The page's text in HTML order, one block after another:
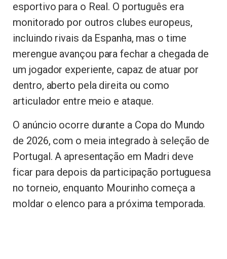
esportivo para o Real. O português era
monitorado por outros clubes europeus,
incluindo rivais da Espanha, mas o time
merengue avançou para fechar a chegada de
um jogador experiente, capaz de atuar por
dentro, aberto pela direita ou como
articulador entre meio e ataque.
O anúncio ocorre durante a Copa do Mundo
de 2026, com o meia integrado à seleção de
Portugal. A apresentação em Madri deve
ficar para depois da participação portuguesa
no torneio, enquanto Mourinho começa a
moldar o elenco para a próxima temporada.